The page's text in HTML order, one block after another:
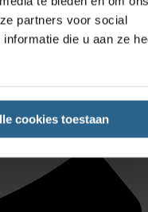
partners voor social
die u aan ze
cookies toestaan